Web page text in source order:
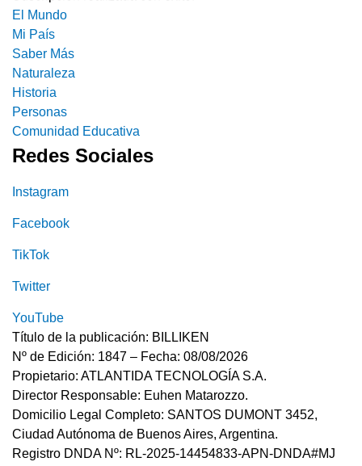
El Mundo
Mi País
Saber Más
Naturaleza
Historia
Personas
Comunidad Educativa
Redes Sociales
Instagram
Facebook
TikTok
Twitter
YouTube
Título de la publicación: BILLIKEN
Nº de Edición: 1847 – Fecha: 08/08/2026
Propietario: ATLANTIDA TECNOLOGÍA S.A.
Director Responsable: Euhen Matarozzo.
Domicilio Legal Completo: SANTOS DUMONT 3452,
Ciudad Autónoma de Buenos Aires, Argentina.
Registro DNDA Nº: RL-2025-14454833-APN-DNDA#MJ